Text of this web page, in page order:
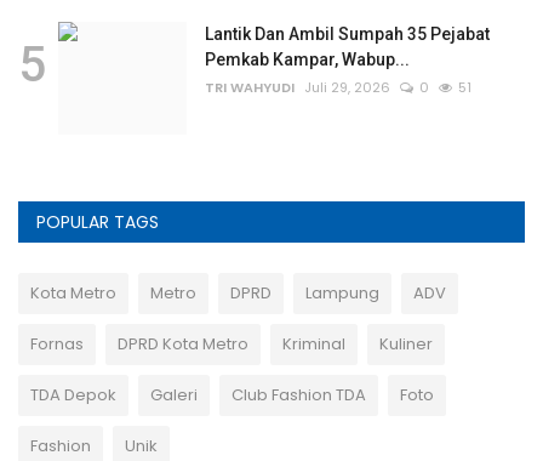
5
Lantik Dan Ambil Sumpah 35 Pejabat
Pemkab Kampar, Wabup...
TRI WAHYUDI Juli 29, 2026 0 51
POPULAR TAGS
Kota Metro Metro DPRD Lampung ADV
Fornas DPRD Kota Metro Kriminal Kuliner
TDA Depok Galeri Club Fashion TDA Foto
Fashion Unik